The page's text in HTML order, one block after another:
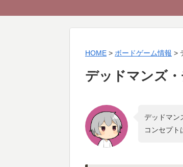
HOME > ボードゲーム情報 >
デッドマンズ
デッドマン
コンセプト